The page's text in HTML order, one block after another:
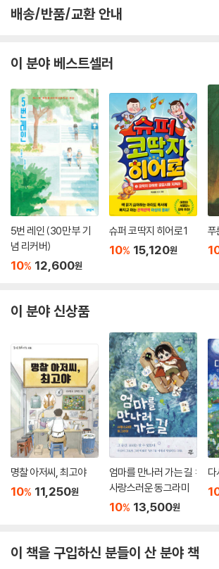
배송/반품/교환 안내
이 분야 베스트셀러
5번 레인 (30만 부 기
념 리커버)
10% 12,600원
슈퍼 코딱지 히어로 1
10% 15,120원
푸
이 분야 신상품
명찰 아저씨, 최고야
10% 11,250원
엄마를 만나러 가는 길 :
사랑스러운 동그라미
10% 13,500원
다
이 책을 구입하신 분들이 산 분야 책